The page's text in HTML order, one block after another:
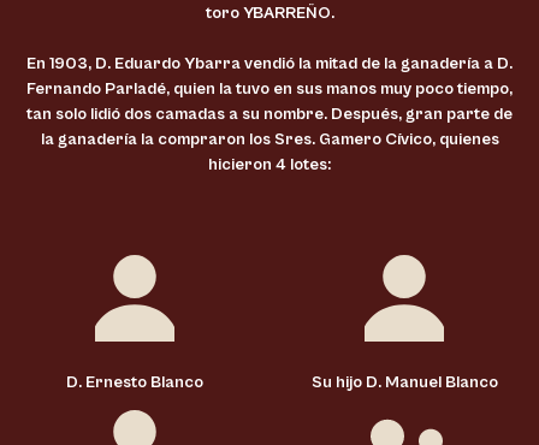
toro YBARREÑO.
En 1903, D. Eduardo Ybarra vendió la mitad de la ganadería a D.
Fernando Parladé, quien la tuvo en sus manos muy poco tiempo,
tan solo lidió dos camadas a su nombre. Después, gran parte de
la ganadería la compraron los Sres. Gamero Cívico, quienes
hicieron 4 lotes:
D. Ernesto Blanco Su hijo D. Manuel Blanco